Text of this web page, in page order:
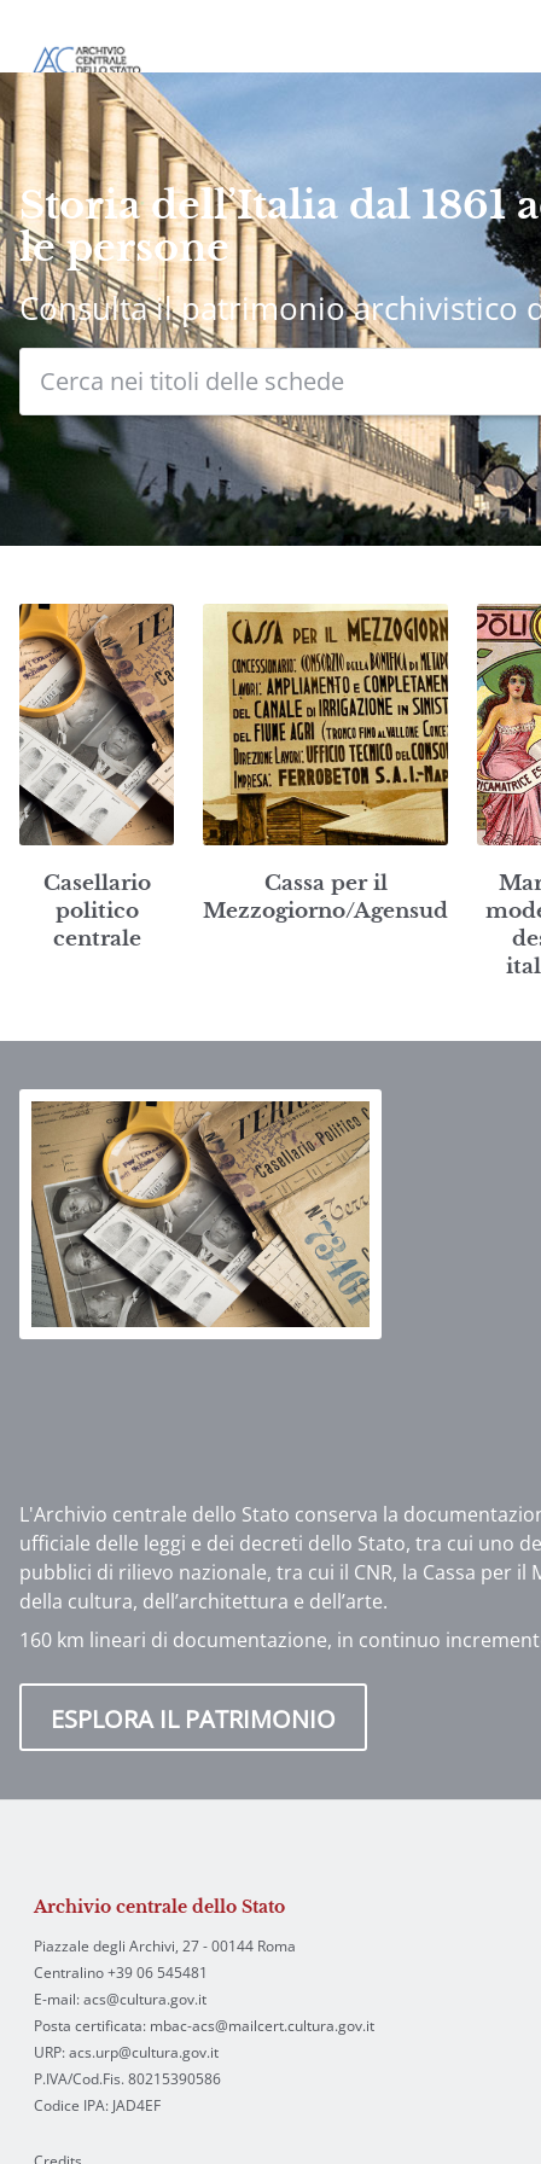
Storia dell’Italia dal
le persone
Consulta il patrimonio archivistico
Casellario
politico
centrale
Cassa per il
Mezzogiorno/Agensud
L'Archivio centrale dello Stato conserva la
ufficiale delle leggi e dei decreti dello Stato, tra cui uno
pubblici di rilievo nazionale, tra cui il CNR, la Cassa per
della cultura, dell’architettura e dell’arte.
160 km lineari di documentazione, in continuo
ESPLORA IL PATRIMONIO
Archivio centrale dello Stato
Piazzale degli Archivi, 27 - 00144 Roma
Centralino +39 06 545481
E-mail: acs@cultura.gov.it
Posta certificata: mbac-acs@mailcert.cultura.gov.it
URP: acs.urp@cultura.gov.it
P.IVA/Cod.Fis. 80215390586
Codice IPA: JAD4EF